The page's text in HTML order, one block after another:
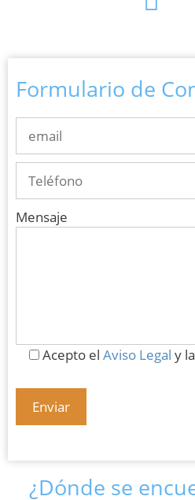
Formulario de
Mensaje
Acepto el Aviso Legal y la
¿Dónde se